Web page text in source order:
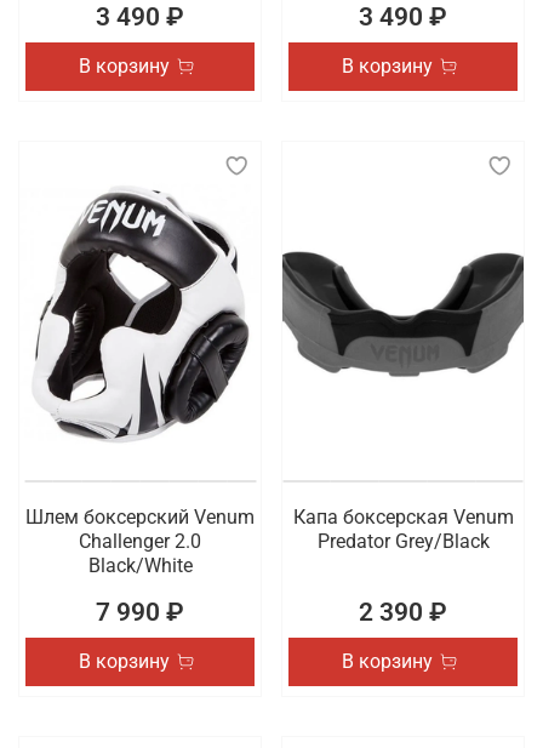
3 490 ₽
В корзину
3 490 ₽
В корзину
Шлем боксерский Venum
Challenger 2.0
Black/White
7 990 ₽
В корзину
Капа боксерская Venum
Predator Grey/Black
2 390 ₽
В корзину